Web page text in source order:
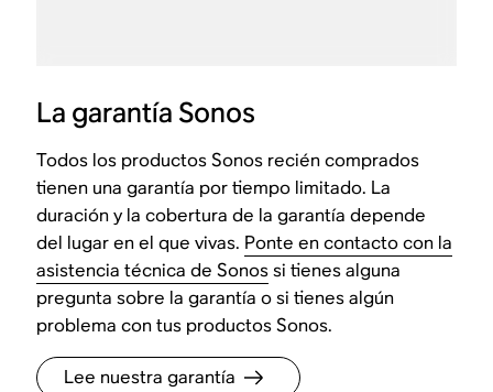
La garantía Sonos
Todos los productos Sonos recién comprados
tienen una garantía por tiempo limitado. La
duración y la cobertura de la garantía depende
del lugar en el que vivas. Ponte en contacto con la
asistencia técnica de Sonossi tienes alguna
pregunta sobre la garantía o si tienes algún
problema con tus productos Sonos.
Lee nuestra garantía